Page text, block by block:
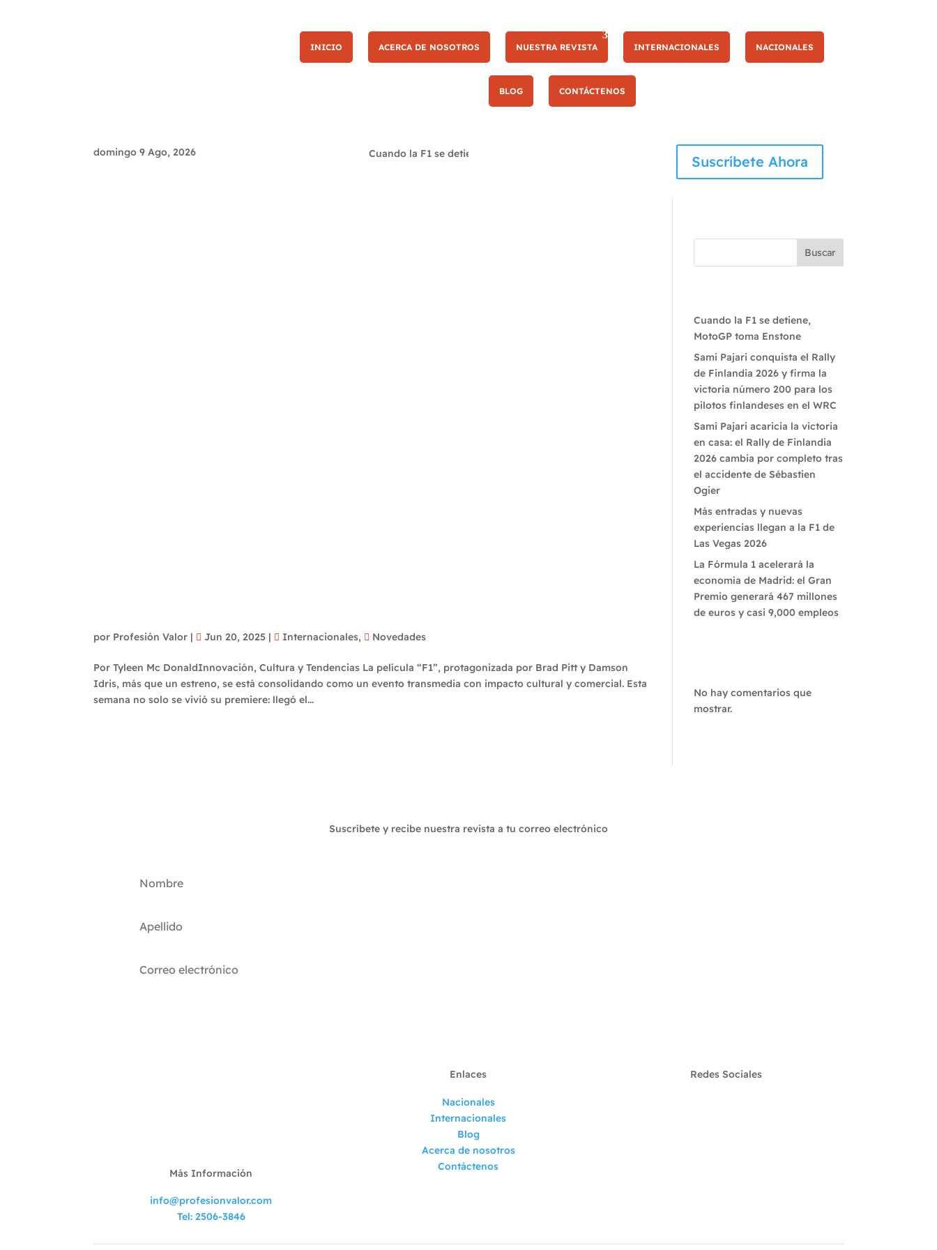
INICIO ACERCA DE NOSOTROS NUESTRA REVISTA INTERNACIONALES NACIONALES
BLOG CONTÁCTENOS
domingo 9 Ago, 2026 Últimas noticiasCuando la F1 se detiene, MotoGP toma Enstone Sami Pajari conquista el Rally de Finlandia 2026 y firma la victoria
Suscríbete Ahora
por Profesión Valor | Jun 20, 2025 | Internacionales, Novedades
Por Tyleen Mc DonaldInnovación, Cultura y Tendencias La película “F1”, protagonizada por Brad Pitt y Damson
Idris, más que un estreno, se está consolidando como un evento transmedia con impacto cultural y comercial. Esta
semana no solo se vivió su premiere: llegó el...
Buscar
Cuando la F1 se detiene,
MotoGP toma Enstone
Sami Pajari conquista el Rally
de Finlandia 2026 y firma la
victoria número 200 para los
pilotos finlandeses en el WRC
Sami Pajari acaricia la victoria
en casa: el Rally de Finlandia
2026 cambia por completo tras
el accidente de Sébastien
Ogier
Más entradas y nuevas
experiencias llegan a la F1 de
Las Vegas 2026
La Fórmula 1 acelerará la
economía de Madrid: el Gran
Premio generará 467 millones
de euros y casi 9,000 empleos
No hay comentarios que
mostrar.
Suscríbete y recibe nuestra revista a tu correo electrónico
Más Información
info@profesionvalor.com
Tel: 2506-3846
Enlaces
Nacionales
Internacionales
Blog
Acerca de nosotros
Contáctenos
Redes Sociales